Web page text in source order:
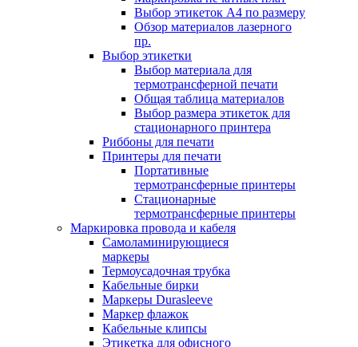
Выбор этикеток А4 по размеру
Обзор материалов лазерного
пр.
Выбор этикетки
Выбор материала для
термотрансферной печати
Общая таблица материалов
Выбор размера этикеток для
стационарного принтера
Риббоны для печати
Принтеры для печати
Портативные
термотрансферные принтеры
Стационарные
термотрансферные принтеры
Маркировка провода и кабеля
Самоламинирующиеся
маркеры
Термоусадочная трубка
Кабельные бирки
Маркеры Durasleeve
Маркер флажок
Кабельные клипсы
Этикетка для офисного